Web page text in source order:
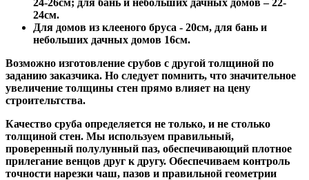
24см.
Для домов из клееного бруса - 20см, для бань и
небольших дачных домов 16см.
Возможно изготовление срубов с другой толщиной по
заданию заказчика. Но следует помнить, что значительное
увеличение толщины стен прямо влияет на цену
строительтства.
Качество сруба определяется не только, и не столько
толщиной стен. Мы используем правильный,
проверенный полулунный паз, обеспечивающий плотное
прилегание венцов друг к другу. Обеспечиваем контроль
точности нарезки чаш, пазов и правильной геометрии